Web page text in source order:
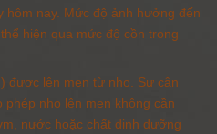
hôm nay. Mức độ ảnh hưởng đến
hiện qua mức độ cồn trong
) được lên men từ nho . Sự cân
nho lên men không cần
nước hoặc chất dinh dưỡng